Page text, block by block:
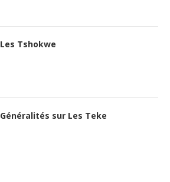
Les Tshokwe
Généralités sur Les Teke